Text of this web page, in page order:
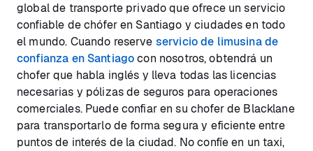
global de transporte privado que ofrece un servicio
confiable de chófer en Santiago y ciudades en todo
el mundo. Cuando reserve servicio de limusina de
confianza en Santiagocon nosotros, obtendrá un
chofer que habla inglés y lleva todas las licencias
necesarias y pólizas de seguros para operaciones
comerciales. Puede confiar en su chofer de Blacklane
para transportarlo de forma segura y eficiente entre
puntos de interés de la ciudad. No confíe en un taxi,